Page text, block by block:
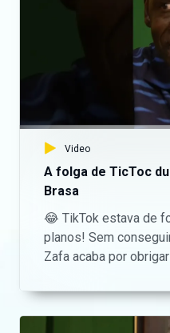
Video
A folga de TicToc
Brasa
😂 TikTok estava de
planos! Sem
Zafa acaba por